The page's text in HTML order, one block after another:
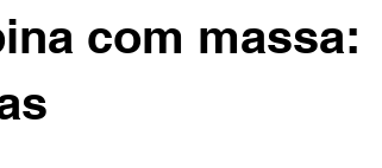
com massa: